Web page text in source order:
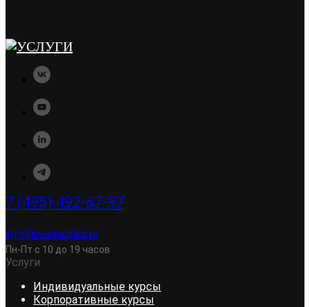
7 (495) 492-67-97
info@productlab.ru
Пн-Пт с 10 до 19 часов
Услуги
Индивидуальные курсы
Корпоративные курсы